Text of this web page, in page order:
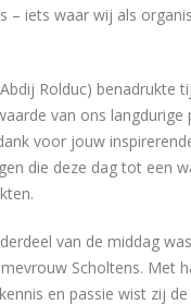
– iets waar wij als
Rolduc) benadrukte
van ons langdurige
voor jouw
die deze dag tot een
van de middag
Scholtens. Met
en passie wist zij